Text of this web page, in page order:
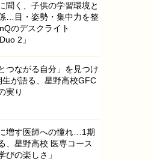
聞く、子供の学習環境と
…目・姿勢・集中力を整
のデスクライト
2」
つながる自分」を見つけ
が語る、星野高校GFC
実り
増す医師への憧れ…1期
、星野高校 医専コース
びの楽しさ」